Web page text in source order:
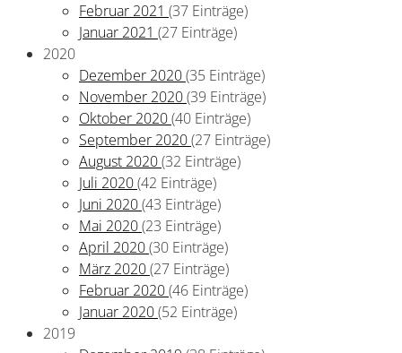
Februar 2021 (37 Einträge)
Januar 2021 (27 Einträge)
2020
Dezember 2020(35 Einträge)
November 2020(39 Einträge)
Oktober 2020(40 Einträge)
September 2020(27 Einträge)
August 2020(32 Einträge)
Juli 2020(42 Einträge)
Juni 2020(43 Einträge)
Mai 2020(23 Einträge)
April 2020(30 Einträge)
März 2020(27 Einträge)
Februar 2020(46 Einträge)
Januar 2020(52 Einträge)
2019